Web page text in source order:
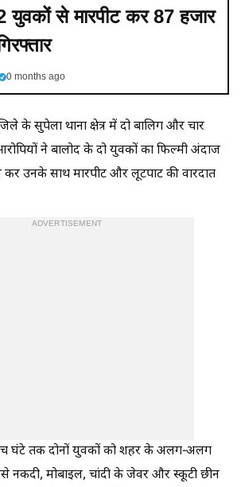
युवकों से मारपीट कर 87 हजार
0 months ago
के सुपेला थाना क्षेत्र में दो बालिग और चार
ने बालोद के दो युवकों का फिल्मी अंदाज
उनके साथ मारपीट और लूटपाट की वारदात
ADVERTISEMENT
घंटे तक दोनों युवकों को शहर के अलग-अलग
नकदी, मोबाइल, चांदी के जेवर और स्कूटी छीन